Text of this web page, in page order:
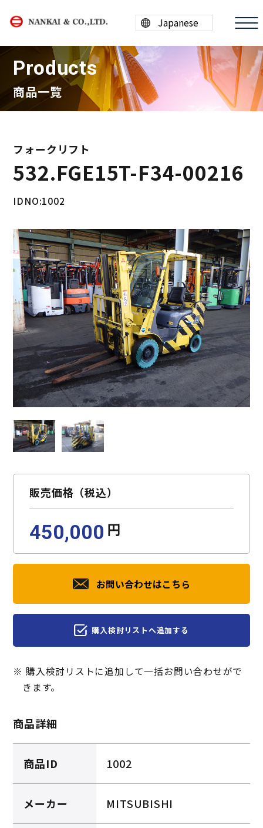
商品情報
会社案内
採用情報
お問い合わせ 購入検討リスト
Products
商品一覧
フォークリフト
532.FGE15T-F34-00216
IDNO:1002
販売価格（税込）
450,000 円
お問い合わせはこちら
購入検討リストへ追加する
※ 購入検討リストに追加して一括お問い合わせがで
きます。
商品詳細
商品ID 1002
メーカー MITSUBISHI